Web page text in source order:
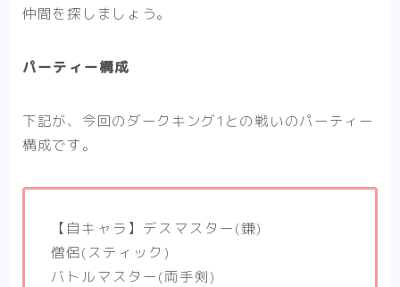
仲間を探しましょう。
パーティー構成
下記が、今回のダークキング1との戦いのパーティー
構成です。
【自キャラ】デスマスター(鎌)
僧侶(スティック)
バトルマスター(両手剣)